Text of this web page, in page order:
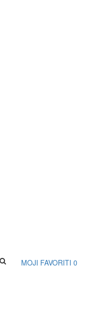
MOJI FAVORITI 0